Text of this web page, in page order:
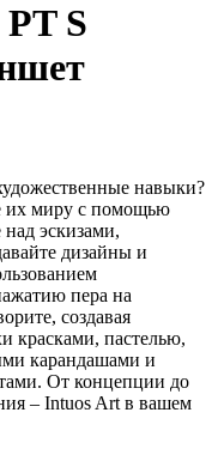
S
навыки?
их миру с помощью
эскизами,
дизайны и
пера на
создавая
красками, пастелью,
карандашами и
От концепции до
– Intuos Art в вашем